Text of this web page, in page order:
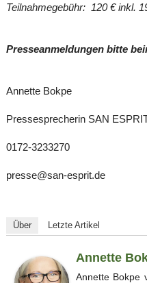
Teilnahmegebühr: 120 € inkl.
Presseanmeldungen bitte
Annette Bokpe
Pressesprecherin SAN
0172-3233270
presse@san-esprit.de
Über Letzte Artikel
Annette
Annette Bokpe